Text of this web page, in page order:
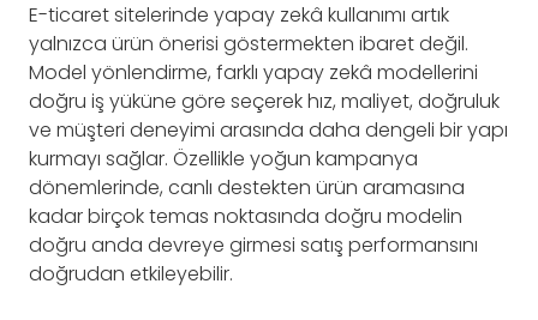
E-ticaret sitelerinde yapay zekâ kullanımı artık
yalnızca ürün önerisi göstermekten ibaret değil.
Model yönlendirme, farklı yapay zekâ modellerini
doğru iş yüküne göre seçerek hız, maliyet, doğruluk
ve müşteri deneyimi arasında daha dengeli bir yapı
kurmayı sağlar. Özellikle yoğun kampanya
dönemlerinde, canlı destekten ürün aramasına
kadar birçok temas noktasında doğru modelin
doğru anda devreye girmesi satış performansını
doğrudan etkileyebilir.